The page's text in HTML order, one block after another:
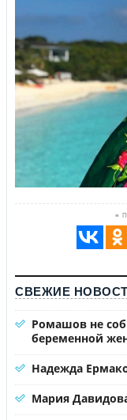
≡
СВЕЖИЕ
Ромашов не
беременной
Надежда
Мария